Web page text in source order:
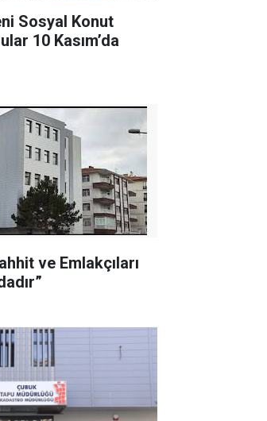
Sosyal Konut
10 Kasım’da
ve Emlakçıları